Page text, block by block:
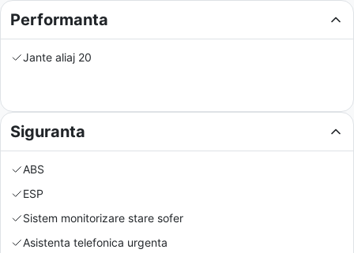
Performanta
Jante aliaj 20
Siguranta
ABS
ESP
Sistem monitorizare stare sofer
Asistenta telefonica urgenta